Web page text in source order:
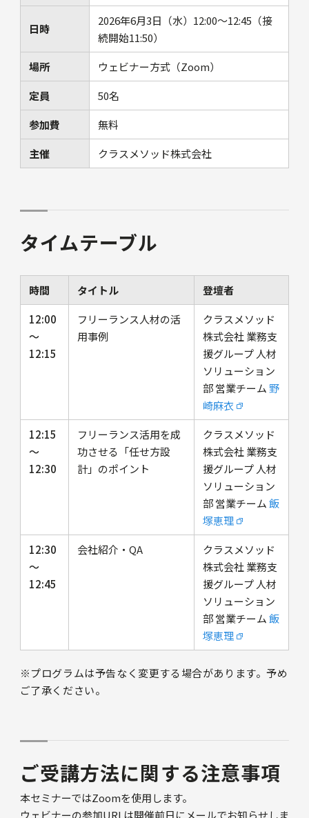
日時
2026年6月3日（水）12:00〜12:45（接
続開始11:50）
場所
ウェビナー方式（Zoom）
定員
50名
参加費
無料
主催
クラスメソッド株式会社
タイムテーブル
時間 タイトル
登壇者
12:00
〜
12:15
フリーランス人材の活
用事例
クラスメソッド
株式会社 業務支
援グループ 人材
ソリューション
部 営業チーム野
崎麻衣
12:15
〜
12:30
フリーランス活用を成
功させる「任せ方設
計」のポイント
クラスメソッド
株式会社 業務支
援グループ 人材
ソリューション
部 営業チーム飯
塚恵理
12:30
～
12:45
会社紹介・QA
クラスメソッド
株式会社 業務支
援グループ 人材
ソリューション
部 営業チーム飯
塚恵理
※プログラムは予告なく変更する場合があります。予め
ご了承ください。
ご受講方法に関する注意事項
本セミナーではZoomを使用します。
ウェビナーの参加URLは開催前日にメールでお知らせしま